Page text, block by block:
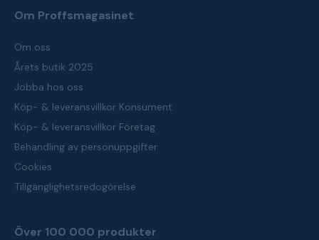
Om Proffsmagasinet
Om oss
Årets butik 2025
Jobba hos oss
Köp- & leveransvillkor Konsument
Köp- & leveransvillkor Företag
Behandling av personuppgifter
Cookies
Tillgänglighetsredogörelse
Över 100 000 produkter